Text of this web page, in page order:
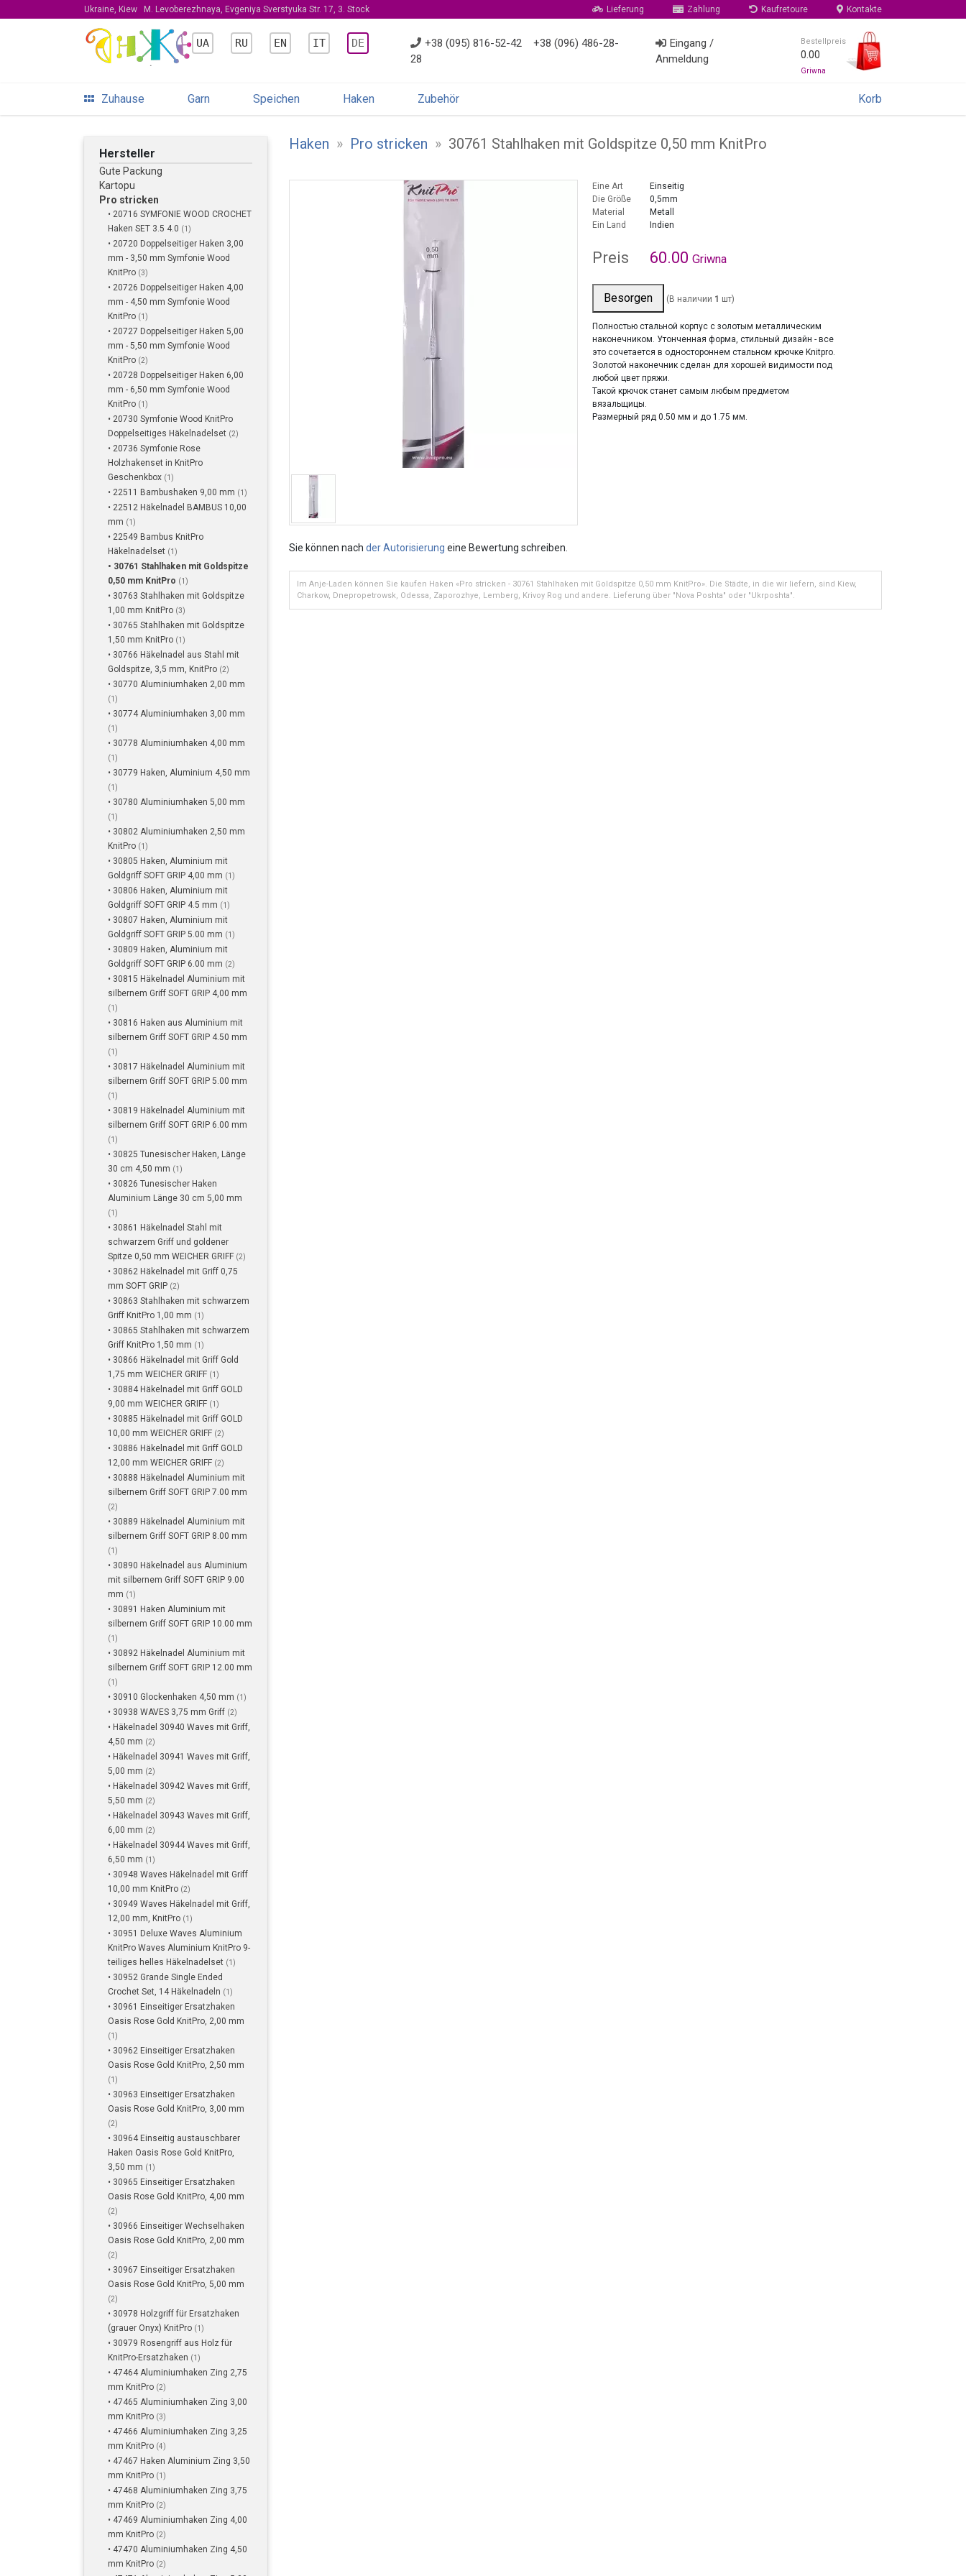
Ukraine, Kiew M. Levoberezhnaya, Evgeniya Sverstyuka Str. 17, 3. Stock Lieferung Zahlung Kaufretoure Kontakte
UA RU EN IT DE +38 (095) 816-52-42
+38 (096) 486-28-
28
Eingang /
Anmeldung
Bestellpreis
0.00
Griwna
Zuhause Garn Speichen Haken Zubehör Korb
Hersteller
Gute Packung
Kartopu
Pro stricken
• 20716 SYMFONIE WOOD CROCHET
Haken SET 3.5 4.0 (1)
• 20720 Doppelseitiger Haken 3,00
mm - 3,50 mm Symfonie Wood
KnitPro (3)
• 20726 Doppelseitiger Haken 4,00
mm - 4,50 mm Symfonie Wood
KnitPro (1)
• 20727 Doppelseitiger Haken 5,00
mm - 5,50 mm Symfonie Wood
KnitPro (2)
• 20728 Doppelseitiger Haken 6,00
mm - 6,50 mm Symfonie Wood
KnitPro (1)
• 20730 Symfonie Wood KnitPro
Doppelseitiges Häkelnadelset (2)
• 20736 Symfonie Rose
Holzhakenset in KnitPro
Geschenkbox (1)
• 22511 Bambushaken 9,00 mm (1)
• 22512 Häkelnadel BAMBUS 10,00
mm (1)
• 22549 Bambus KnitPro
Häkelnadelset (1)
• 30761 Stahlhaken mit Goldspitze
0,50 mm KnitPro (1)
• 30763 Stahlhaken mit Goldspitze
1,00 mm KnitPro (3)
• 30765 Stahlhaken mit Goldspitze
1,50 mm KnitPro (1)
• 30766 Häkelnadel aus Stahl mit
Goldspitze, 3,5 mm, KnitPro (2)
• 30770 Aluminiumhaken 2,00 mm
(1)
• 30774 Aluminiumhaken 3,00 mm
(1)
• 30778 Aluminiumhaken 4,00 mm
(1)
• 30779 Haken, Aluminium 4,50 mm
(1)
• 30780 Aluminiumhaken 5,00 mm
(1)
• 30802 Aluminiumhaken 2,50 mm
KnitPro (1)
• 30805 Haken, Aluminium mit
Goldgriff SOFT GRIP 4,00 mm (1)
• 30806 Haken, Aluminium mit
Goldgriff SOFT GRIP 4.5 mm (1)
• 30807 Haken, Aluminium mit
Goldgriff SOFT GRIP 5.00 mm (1)
• 30809 Haken, Aluminium mit
Goldgriff SOFT GRIP 6.00 mm (2)
• 30815 Häkelnadel Aluminium mit
silbernem Griff SOFT GRIP 4,00 mm
(1)
• 30816 Haken aus Aluminium mit
silbernem Griff SOFT GRIP 4.50 mm
(1)
• 30817 Häkelnadel Aluminium mit
silbernem Griff SOFT GRIP 5.00 mm
(1)
• 30819 Häkelnadel Aluminium mit
silbernem Griff SOFT GRIP 6.00 mm
(1)
• 30825 Tunesischer Haken, Länge
30 cm 4,50 mm (1)
• 30826 Tunesischer Haken
Aluminium Länge 30 cm 5,00 mm
(1)
• 30861 Häkelnadel Stahl mit
schwarzem Griff und goldener
Spitze 0,50 mm WEICHER GRIFF (2)
• 30862 Häkelnadel mit Griff 0,75
mm SOFT GRIP (2)
• 30863 Stahlhaken mit schwarzem
Griff KnitPro 1,00 mm (1)
• 30865 Stahlhaken mit schwarzem
Griff KnitPro 1,50 mm (1)
• 30866 Häkelnadel mit Griff Gold
1,75 mm WEICHER GRIFF (1)
• 30884 Häkelnadel mit Griff GOLD
9,00 mm WEICHER GRIFF (1)
• 30885 Häkelnadel mit Griff GOLD
10,00 mm WEICHER GRIFF (2)
• 30886 Häkelnadel mit Griff GOLD
12,00 mm WEICHER GRIFF (2)
• 30888 Häkelnadel Aluminium mit
silbernem Griff SOFT GRIP 7.00 mm
(2)
• 30889 Häkelnadel Aluminium mit
silbernem Griff SOFT GRIP 8.00 mm
(1)
• 30890 Häkelnadel aus Aluminium
mit silbernem Griff SOFT GRIP 9.00
mm (1)
• 30891 Haken Aluminium mit
silbernem Griff SOFT GRIP 10.00 mm
(1)
• 30892 Häkelnadel Aluminium mit
silbernem Griff SOFT GRIP 12.00 mm
(1)
• 30910 Glockenhaken 4,50 mm (1)
• 30938 WAVES 3,75 mm Griff (2)
• Häkelnadel 30940 Waves mit Griff,
4,50 mm (2)
• Häkelnadel 30941 Waves mit Griff,
5,00 mm (2)
• Häkelnadel 30942 Waves mit Griff,
5,50 mm (2)
• Häkelnadel 30943 Waves mit Griff,
6,00 mm (2)
• Häkelnadel 30944 Waves mit Griff,
6,50 mm (1)
• 30948 Waves Häkelnadel mit Griff
10,00 mm KnitPro (2)
• 30949 Waves Häkelnadel mit Griff,
12,00 mm, KnitPro (1)
• 30951 Deluxe Waves Aluminium
KnitPro Waves Aluminium KnitPro 9-
teiliges helles Häkelnadelset (1)
• 30952 Grande Single Ended
Crochet Set, 14 Häkelnadeln (1)
• 30961 Einseitiger Ersatzhaken
Oasis Rose Gold KnitPro, 2,00 mm
(1)
• 30962 Einseitiger Ersatzhaken
Oasis Rose Gold KnitPro, 2,50 mm
(1)
• 30963 Einseitiger Ersatzhaken
Oasis Rose Gold KnitPro, 3,00 mm
(2)
• 30964 Einseitig austauschbarer
Haken Oasis Rose Gold KnitPro,
3,50 mm (1)
• 30965 Einseitiger Ersatzhaken
Oasis Rose Gold KnitPro, 4,00 mm
(2)
• 30966 Einseitiger Wechselhaken
Oasis Rose Gold KnitPro, 2,00 mm
(2)
• 30967 Einseitiger Ersatzhaken
Oasis Rose Gold KnitPro, 5,00 mm
(2)
• 30978 Holzgriff für Ersatzhaken
(grauer Onyx) KnitPro (1)
• 30979 Rosengriff aus Holz für
KnitPro-Ersatzhaken (1)
• 47464 Aluminiumhaken Zing 2,75
mm KnitPro (2)
• 47465 Aluminiumhaken Zing 3,00
mm KnitPro (3)
• 47466 Aluminiumhaken Zing 3,25
mm KnitPro (4)
• 47467 Haken Aluminium Zing 3,50
mm KnitPro (1)
• 47468 Aluminiumhaken Zing 3,75
mm KnitPro (2)
• 47469 Aluminiumhaken Zing 4,00
mm KnitPro (2)
• 47470 Aluminiumhaken Zing 4,50
mm KnitPro (2)
Haken » Pro stricken » 30761 Stahlhaken mit Goldspitze 0,50 mm KnitPro
Eine Art
Einseitig
Die Größe
0,5mm
Material
Metall
Ein Land
Indien
Preis 60.00 Griwna
Besorgen (В наличии 1 шт)
Полностью стальной корпус с золотым металлическим
наконечником. Утонченная форма, стильный дизайн - все
это сочетается в одностороннем стальном крючке Knitpro.
Золотой наконечник сделан для хорошей видимости под
любой цвет пряжи.
Такой крючок станет самым любым предметом
вязальщицы.
Размерный ряд 0.50 мм и до 1.75 мм.
Sie können nach der Autorisierung eine Bewertung schreiben.
Im Anje-Laden können Sie kaufen Haken «Pro stricken - 30761 Stahlhaken mit Goldspitze 0,50 mm KnitPro». Die Städte, in die wir liefern, sind Kiew,
Charkow, Dnepropetrowsk, Odessa, Zaporozhye, Lemberg, Krivoy Rog und andere. Lieferung über "Nova Poshta" oder "Ukrposhta".